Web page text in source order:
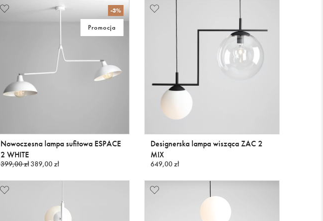
-3%
Promocja
Nowoczesna lampa sufitowa ESPACE
2 WHITE
399,00 zł389,00 zł
Designerska lampa wisząca ZAC 2
MIX
649,00 zł